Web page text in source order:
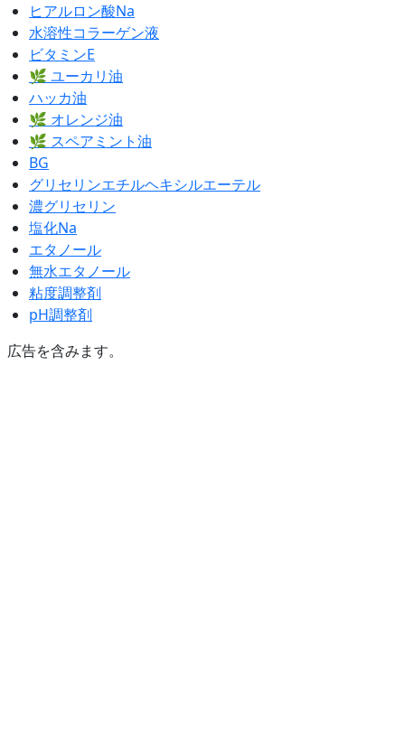
ヒアルロン酸Na
水溶性コラーゲン液
ビタミンE
🌿 ユーカリ油
ハッカ油
🌿 オレンジ油
🌿 スペアミント油
BG
グリセリンエチルヘキシルエーテル
濃グリセリン
塩化Na
エタノール
無水エタノール
粘度調整剤
pH調整剤
広告を含みます。